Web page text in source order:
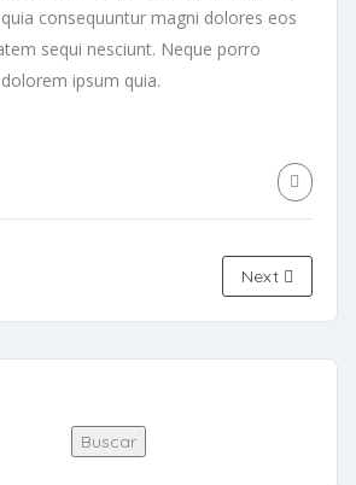
consequuntur magni dolores eos
sequi nesciunt. Neque porro
ipsum quia.
Next
Buscar